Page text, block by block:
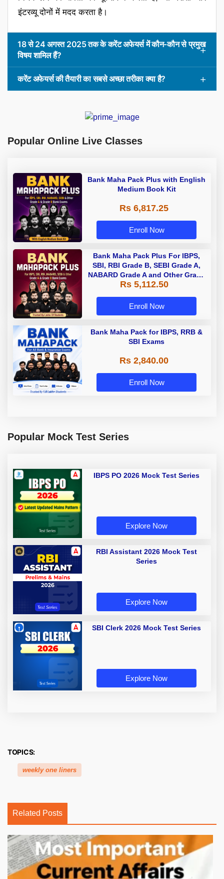
इंटरव्यू दोनों में मदद करता है।
18 से 24 अगस्त 2025 तक के करेंट अफेयर्स में कौन-कौन से प्रमुख
विषय शामिल हैं?
करेंट अफेयर्स की तैयारी का सबसे अच्छा तरीका क्या है?
Popular Online Live Classes
Bank Maha Pack Plus with English
Medium Book Kit
Rs 6,817.25
Enroll Now
Bank Maha Pack Plus For IBPS,
SBI, RBI Grade B, SEBI Grade A,
NABARD Grade A and Other Grade
A & Grade B Bank Exams
Rs 5,112.50
Enroll Now
Bank Maha Pack for IBPS, RRB &
SBI Exams
Rs 2,840.00
Enroll Now
Popular Mock Test Series
IBPS PO 2026 Mock Test Series
Explore Now
RBI Assistant 2026 Mock Test
Series
Explore Now
SBI Clerk 2026 Mock Test Series
Explore Now
TOPICS:
weekly one liners
Related Posts